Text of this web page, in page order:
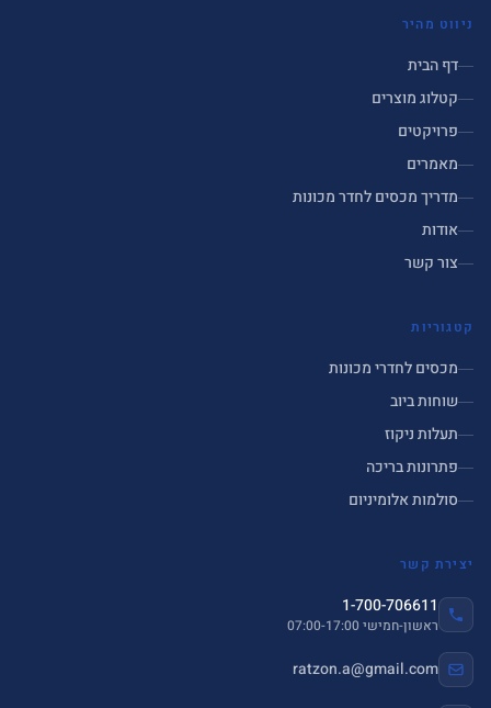
ניווט מהיר
דף הבית
קטלוג מוצרים
פרויקטים
מאמרים
מדריך מכסים לחדר מכונות
אודות
צור קשר
קטגוריות
מכסים לחדרי מכונות
שוחות ביוב
תעלות ניקוז
פתרונות בריכה
סולמות אלומיניום
יצירת קשר
1-700-706611
ראשון-חמישי 07:00-17:00
ratzon.a@gmail.com